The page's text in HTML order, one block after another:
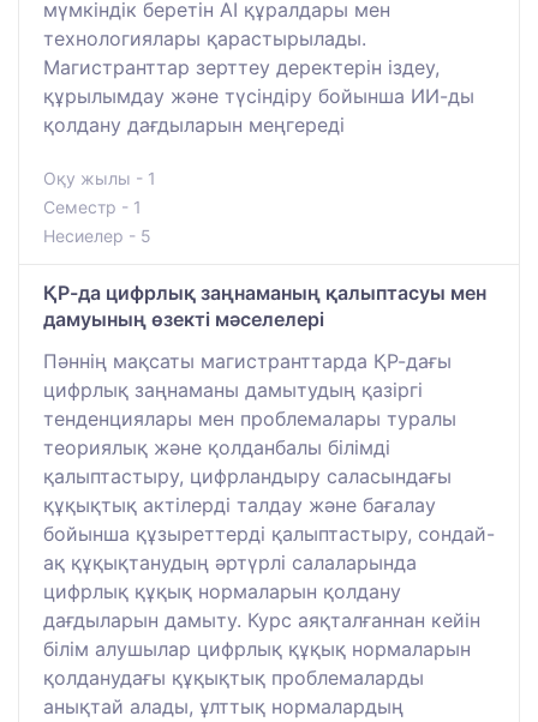
мүмкіндік беретін AI құралдары мен
технологиялары қарастырылады.
Магистранттар зерттеу деректерін іздеу,
құрылымдау және түсіндіру бойынша ИИ-ды
қолдану дағдыларын меңгереді
Оқу жылы - 1
Семестр - 1
Несиелер - 5
ҚР-да цифрлық заңнаманың қалыптасуы мен
дамуының өзекті мәселелері
Пәннің мақсаты магистранттарда ҚР-дағы
цифрлық заңнаманы дамытудың қазіргі
тенденциялары мен проблемалары туралы
теориялық және қолданбалы білімді
қалыптастыру, цифрландыру саласындағы
құқықтық актілерді талдау және бағалау
бойынша құзыреттерді қалыптастыру, сондай-
ақ құқықтанудың әртүрлі салаларында
цифрлық құқық нормаларын қолдану
дағдыларын дамыту. Курс аяқталғаннан кейін
білім алушылар цифрлық құқық нормаларын
қолданудағы құқықтық проблемаларды
анықтай алады, ұлттық нормалардың